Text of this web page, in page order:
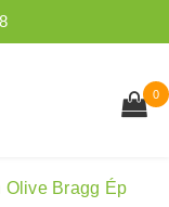
0
Olive Bragg Ép